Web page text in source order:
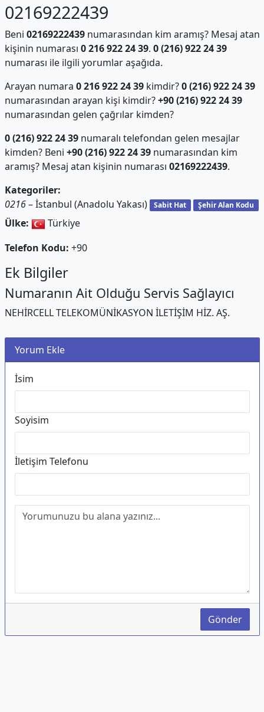
02169222439
Beni 02169222439numarasından kim aramış? Mesaj atan
kişinin numarası 0 216 922 24 39. 0 (216) 922 24 39
numarası ile ilgili yorumlar aşağıda.
Arayan numara 0 216 922 24 39kimdir?0 (216) 922 24 39
numarasından arayan kişi kimdir?+90 (216) 922 24 39
numarasından gelen çağrılar kimden?
0 (216) 922 24 39numaralı telefondan gelen mesajlar
kimden? Beni +90 (216) 922 24 39numarasından kim
aramış? Mesaj atan kişinin numarası 02169222439.
Kategoriler:
0216– İstanbul (Anadolu Yakası) Sabit Hat Şehir Alan Kodu
Ülke:
Türkiye
Telefon Kodu: +90
Ek Bilgiler
Numaranın Ait Olduğu Servis Sağlayıcı
NEHİRCELL TELEKOMÜNİKASYON İLETİŞİM HİZ. AŞ.
Yorum Ekle
İsim
Soyisim
İletişim Telefonu
Gönder